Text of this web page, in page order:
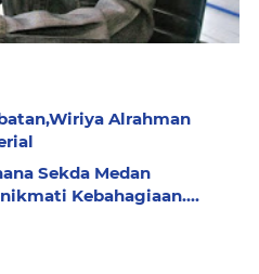
Alrahman
Sekda Medan
Kebahagiaan....